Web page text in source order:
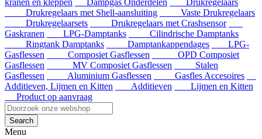
kranen en kleppen
Dampgas Onderdelen
Drukregelaars
Drukregelaars met Shell-aansluiting
Vaste Drukregelaars
Drukregelaarsets
Drukregelaars met Crashsensor
Gaskranen
LPG-Damptanks
Cilindrische Damptanks
Ringtank Damptanks
Damptankappendages
LPG-
Gasflessen
Composiet Gasflessen
OPD Composiet
Gasflessen
MV Composiet Gasflessen
Stalen
Gasflessen
Aluminium Gasflessen
Gasfles Accesoires
Additieven, Lijmen en Kitten
Additieven
Lijmen en Kitten
Product op aanvraag
Search
Menu